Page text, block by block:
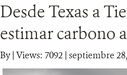
Desde Texas a
estimar carbono
By| Views: 7092| septiembre